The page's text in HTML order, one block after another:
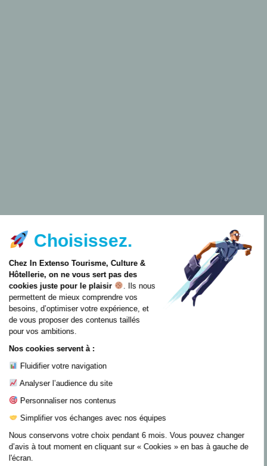
Choisissez.
Chez In Extenso Tourisme, Culture &
Hôtellerie, on ne vous sert pas des
cookies juste pour le plaisir
. Ils nous
permettent de mieux comprendre vos
besoins, d’optimiser votre expérience, et
de vous proposer des contenus taillés
pour vos ambitions.
Nos cookies servent à :
Fluidifier votre navigation
Analyser l’audience du site
Personnaliser nos contenus
Simplifier vos échanges avec nos équipes
Nous conservons votre choix pendant 6 mois. Vous pouvez changer
d’avis à tout moment en cliquant sur « Cookies » en bas à gauche de
l'écran.